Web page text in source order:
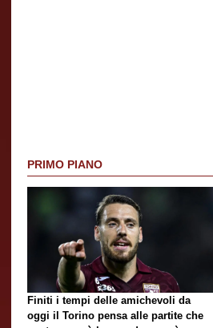
PRIMO PIANO
Finiti i tempi delle amichevoli da
oggi il Torino pensa alle partite che